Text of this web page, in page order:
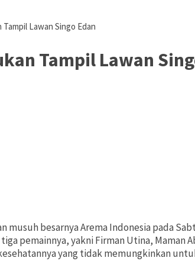
Lawan Singo Edan
Tampil Lawan
musuh besarnya Arema Indonesia pada
pemainnya, yakni Firman Utina, Maman
yang tidak memungkinkan